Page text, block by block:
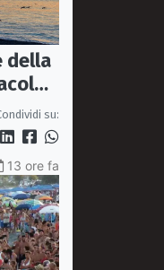
della
su:
13 ore fa